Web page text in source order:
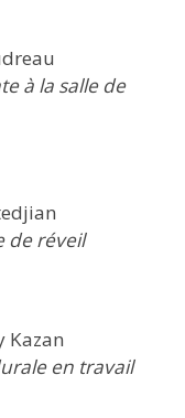
à la salle de
de réveil
Kazan
en travail